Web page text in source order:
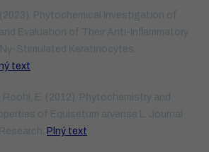
(2023). Phytochemical Investigation of
Evaluation of Their Anti-Inflammatory
Stimulated Keratinocytes.
text
Roohi, E. (2012). Phytochemistry and
of Equisetum arvense L. Journal
Plný text